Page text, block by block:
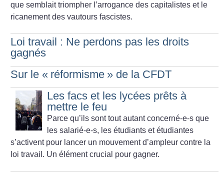
que semblait triompher l’arrogance des capitalistes et le
ricanement des vautours fascistes.
Loi travail : Ne perdons pas les droits
gagnés
Sur le « réformisme » de la CFDT
Les facs et les lycées prêts à
mettre le feu
Parce qu’ils sont tout autant concerné-e-s que
les salarié-e-s, les étudiants et étudiantes
s’activent pour lancer un mouvement d’ampleur contre la
loi travail. Un élément crucial pour gagner.